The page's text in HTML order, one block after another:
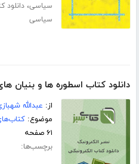
سیاسی،دانلود
سیاسی
دانلود کتاب اسطوره ها و بنیان
از: عبدالله
موضوع:
۶۱ صفحه
برچسب‌ها: